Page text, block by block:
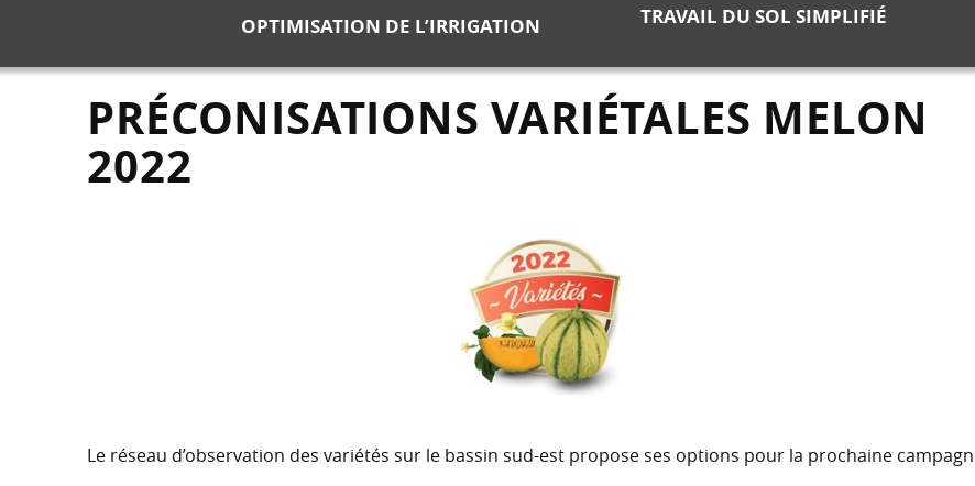
OPTIMISATION DE L’IRRIGATION
TRAVAIL DU SOL SIMPLIFIÉ
PRÉCONISATIONS VARIÉTALES MELON
2022
Le réseau d’observation des variétés sur le bassin sud-est propose ses options pour la prochaine